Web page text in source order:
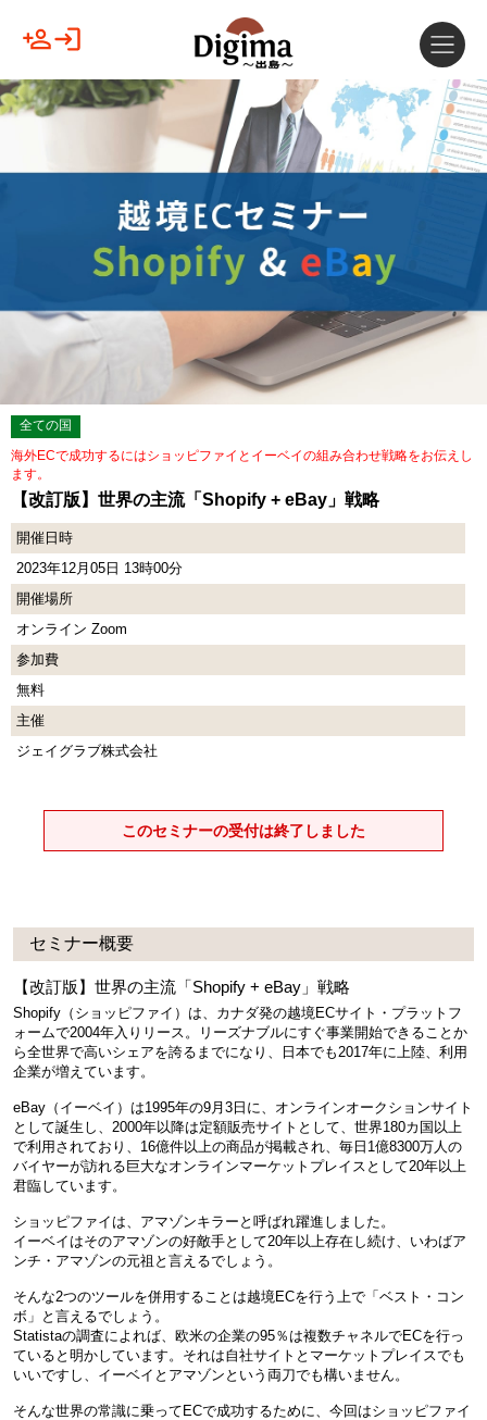
全ての国
海外ECで成功するにはショッピファイとイーベイの組み合わせ戦略をお伝えし
ます。
【改訂版】世界の主流「Shopify + eBay」戦略
開催日時
2023年12月05日 13時00分
開催場所
オンライン Zoom
参加費
無料
主催
ジェイグラブ株式会社
このセミナーの受付は終了しました
セミナー概要
【改訂版】世界の主流「Shopify + eBay」戦略
Shopify（ショッピファイ）は、カナダ発の越境ECサイト・プラットフ
ォームで2004年入りリース。リーズナブルにすぐ事業開始できることか
ら全世界で高いシェアを誇るまでになり、日本でも2017年に上陸、利用
企業が増えています。
eBay（イーベイ）は1995年の9月3日に、オンラインオークションサイト
として誕生し、2000年以降は定額販売サイトとして、世界180カ国以上
で利用されており、16億件以上の商品が掲載され、毎日1億8300万人の
バイヤーが訪れる巨大なオンラインマーケットプレイスとして20年以上
君臨しています。
ショッピファイは、アマゾンキラーと呼ばれ躍進しました。
イーベイはそのアマゾンの好敵手として20年以上存在し続け、いわばア
ンチ・アマゾンの元祖と言えるでしょう。
そんな2つのツールを併用することは越境ECを行う上で「ベスト・コン
ボ」と言えるでしょう。
Statistaの調査によれば、欧米の企業の95％は複数チャネルでECを行っ
ていると明かしています。それは自社サイトとマーケットプレイスでも
いいですし、イーベイとアマゾンという両刀でも構いません。
そんな世界の常識に乗ってECで成功するために、今回はショッピファイ